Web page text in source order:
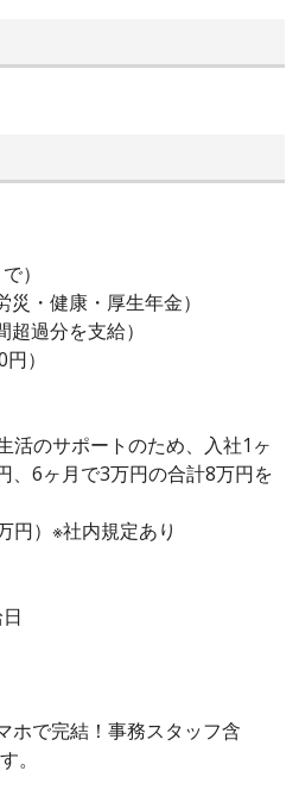
）
・健康・厚生年金）
過分を支給）
）
活のサポートのため、入社1ヶ
、6ヶ月で3万円の合計8万円を
円）※社内規定あり
ホで完結！事務スタッフ含
。